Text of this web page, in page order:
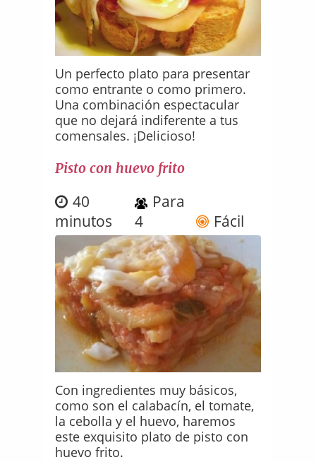
Un perfecto plato para presentar
como entrante o como primero.
Una combinación espectacular
que no dejará indiferente a tus
comensales. ¡Delicioso!
Pisto con huevo frito
40
minutos
Para
4
Fácil
Con ingredientes muy básicos,
como son el calabacín, el tomate,
la cebolla y el huevo, haremos
este exquisito plato de pisto con
huevo frito.